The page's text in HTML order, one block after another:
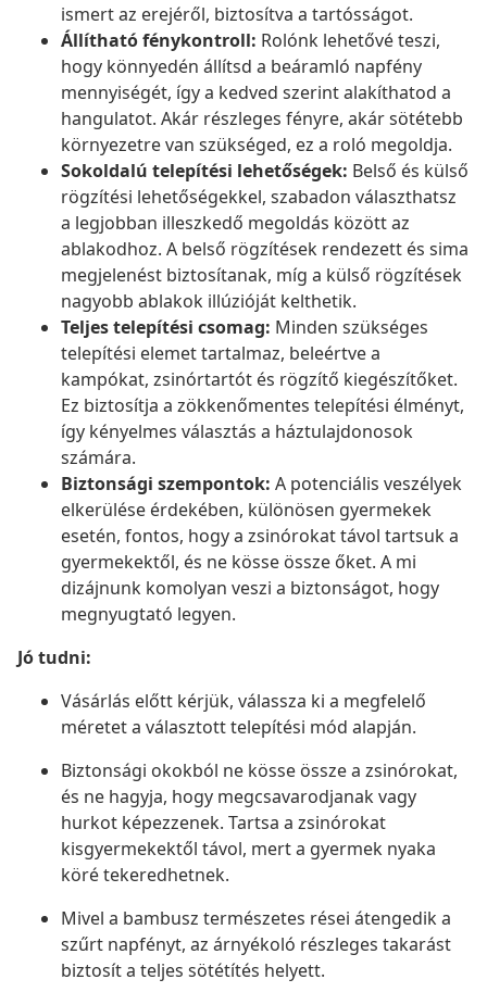
ismert az erejéről, biztosítva a tartósságot.
Állítható fénykontroll: Rolónk lehetővé teszi,
hogy könnyedén állítsd a beáramló napfény
mennyiségét, így a kedved szerint alakíthatod a
hangulatot. Akár részleges fényre, akár sötétebb
környezetre van szükséged, ez a roló megoldja.
Sokoldalú telepítési lehetőségek: Belső és külső
rögzítési lehetőségekkel, szabadon választhatsz
a legjobban illeszkedő megoldás között az
ablakodhoz. A belső rögzítések rendezett és sima
megjelenést biztosítanak, míg a külső rögzítések
nagyobb ablakok illúzióját kelthetik.
Teljes telepítési csomag: Minden szükséges
telepítési elemet tartalmaz, beleértve a
kampókat, zsinórtartót és rögzítő kiegészítőket.
Ez biztosítja a zökkenőmentes telepítési élményt,
így kényelmes választás a háztulajdonosok
számára.
Biztonsági szempontok: A potenciális veszélyek
elkerülése érdekében, különösen gyermekek
esetén, fontos, hogy a zsinórokat távol tartsuk a
gyermekektől, és ne kösse össze őket. A mi
dizájnunk komolyan veszi a biztonságot, hogy
megnyugtató legyen.
Jó tudni:
Vásárlás előtt kérjük, válassza ki a megfelelő
méretet a választott telepítési mód alapján.
Biztonsági okokból ne kösse össze a zsinórokat,
és ne hagyja, hogy megcsavarodjanak vagy
hurkot képezzenek. Tartsa a zsinórokat
kisgyermekektől távol, mert a gyermek nyaka
köré tekeredhetnek.
Mivel a bambusz természetes rései átengedik a
szűrt napfényt, az árnyékoló részleges takarást
biztosít a teljes sötétítés helyett.